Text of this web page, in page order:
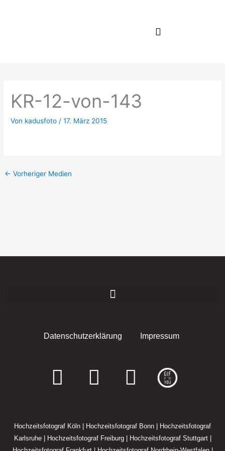
KR-12-von-143
Von kadusfoto /17. März 2015
← Vorheriger Medien
Datenschutzerklärung Impressum
F
c
e
I
s
t
E
v
e
Hochzeitsfotograf Köln Hochzeitsfotograf Bonn
Hochzeitsfotograf
Karlsruhe| Hochzeitsfotograf Freiburg| Hochzeitsfotograf Stuttgart|